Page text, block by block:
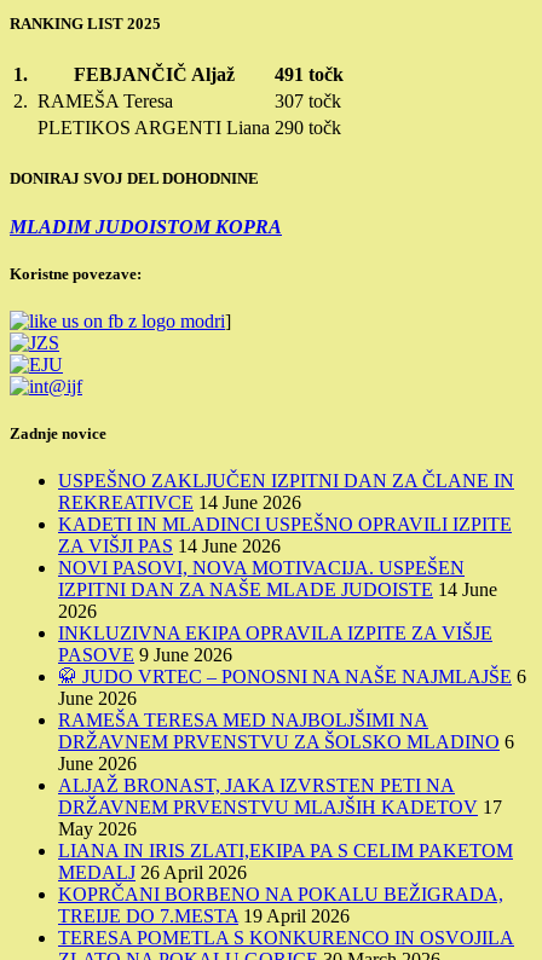
RANKING LIST 2025
1. FEBJANČIČ Aljaž
491 točk
2. RAMEŠA Teresa
307 točk
PLETIKOS ARGENTI Liana 290 točk
DONIRAJ SVOJ DEL DOHODNINE
MLADIM JUDOISTOM KOPRA
Koristne povezave:
]
Zadnje novice
USPEŠNO ZAKLJUČEN IZPITNI DAN ZA ČLANE IN
REKREATIVCE 14 June 2026
KADETI IN MLADINCI USPEŠNO OPRAVILI IZPITE
ZA VIŠJI PAS 14 June 2026
NOVI PASOVI, NOVA MOTIVACIJA. USPEŠEN
IZPITNI DAN ZA NAŠE MLADE JUDOISTE 14 June
2026
INKLUZIVNA EKIPA OPRAVILA IZPITE ZA VIŠJE
PASOVE 9 June 2026
🥋 JUDO VRTEC – PONOSNI NA NAŠE NAJMLAJŠE 6
June 2026
RAMEŠA TERESA MED NAJBOLJŠIMI NA
DRŽAVNEM PRVENSTVU ZA ŠOLSKO MLADINO 6
June 2026
ALJAŽ BRONAST, JAKA IZVRSTEN PETI NA
DRŽAVNEM PRVENSTVU MLAJŠIH KADETOV 17
May 2026
LIANA IN IRIS ZLATI,EKIPA PA S CELIM PAKETOM
MEDALJ 26 April 2026
KOPRČANI BORBENO NA POKALU BEŽIGRADA,
TREIJE DO 7.MESTA 19 April 2026
TERESA POMETLA S KONKURENCO IN OSVOJILA